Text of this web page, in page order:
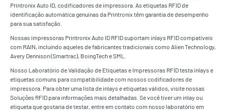
Printronix Auto ID, codificadores de impressora. As etiquetas RFID de
identificação automática genuínas da Printronix têm garantia de desempenho
para sua satisfação.
Nossas impressoras Printronix Auto ID RFID suportam inlays RFID compatíveis
com RAIN, incluindo aqueles de fabricantes tradicionais como Alien Technology,
Avery Dennison (Smartrac), BoingTech e SML.
Nosso Laboratório de Validação de Etiquetas e Impressoras RFID testa inlays e
etiquetas comuns para compatibilidade com nossos codificadores de
impressora. Para obter uma lista de inlays e etiquetas válidos, visite nossas
Soluções RFID para informações mais detalhadas. Se você tiver um inlay ou
etiqueta que gostaria de testar, entre em contato com nosso laboratório em